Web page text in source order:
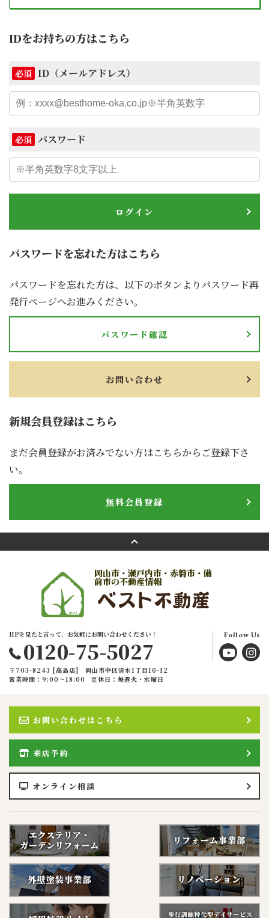
IDをお持ちの方はこちら
必須 ID（メールアドレス）
必須 パスワード
ログイン
新規会員登録はこちら
まだ会員登録がお済みでない方はこちらからご登録下さ
い。
無料会員登録
パスワードを忘れた方はこちら
パスワードを忘れた方は、以下のボタンよりパスワード再
発行ページへお進みください。
パスワード確認
お問い合わせ
岡山市・瀬戸内市・赤磐市・備
前市の不動産情報
HPを見たと言って、お気軽にお問い合わせください！
0120-75-5027
Follow Us
〒703-8243 [高島店] 岡山市中区清水1丁目10-12
営業時間：9:00〜18:00
定休日：毎週火・水曜日
お問い合わせはこちら
来店予約
オンライン相談